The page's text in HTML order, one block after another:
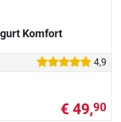
Komfort
4,9
€ 49,90